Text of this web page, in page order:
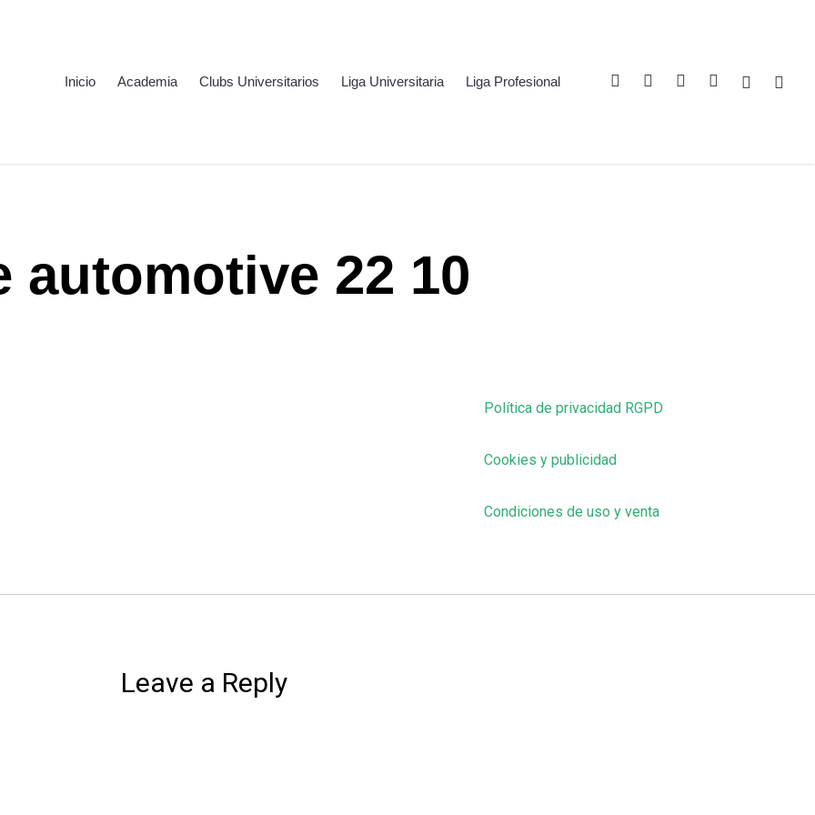
Inicio Academia Clubs Universitarios Liga Universitaria Liga Profesional Twitter LinkedinYoutubeInstagramSpotify Twitch
automotive 22 10
Política de privacidad RGPD
Cookies y publicidad
Condiciones de uso y venta
Leave a Reply